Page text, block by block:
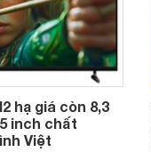
hạ giá còn 8,3
inch chất
Việt